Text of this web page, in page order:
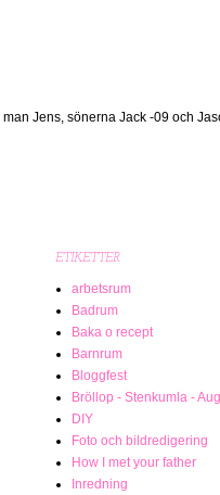
Jens, sönerna Jack -09 och
ETIKETTER
arbetsrum
Badrum
Baka o recept
Barnrum
Bloggfest
Bröllop - Stenkumla -
DIY
Foto och bildredigering
How I met your father
Inredning